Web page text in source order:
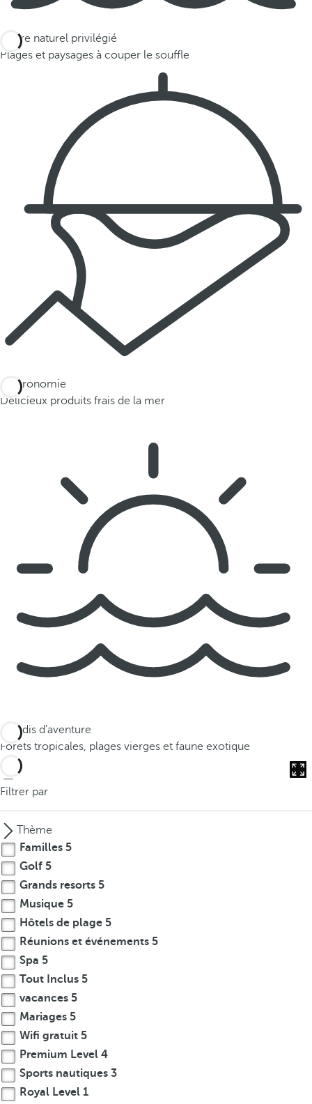
Cadre naturel privilégié
Plages et paysages à couper le souffle
Gastronomie
Délicieux produits frais de la mer
Paradis d'aventure
Forêts tropicales, plages vierges et faune exotique
Filtrer par
Thème
Familles 5
Golf 5
Grands resorts 5
Musique 5
Hôtels de plage 5
Réunions et événements 5
Spa 5
Tout Inclus 5
vacances 5
Mariages 5
Wifi gratuit 5
Premium Level 4
Sports nautiques 3
Royal Level 1